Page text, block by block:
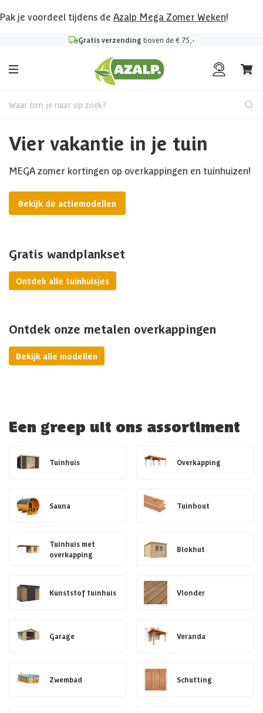
Pak je voordeel tijdens de Azalp Mega Zomer Weken!
Gratis verzending boven de € 75,-
Waar ben je naar op zoek?
Vier vakantie in je tuin
MEGA zomer kortingen op overkappingen en tuinhuizen!
Bekijk de actiemodellen
Gratis wandplankset
Ontdek alle tuinhuisjes
Ontdek onze metalen overkappingen
Bekijk alle modellen
Een greep uit ons assortiment
Tuinhuis Overkapping
Sauna Tuinhout
Tuinhuis met
overkapping
Blokhut
Kunststof tuinhuis Vlonder
Garage Veranda
Zwembad Schutting